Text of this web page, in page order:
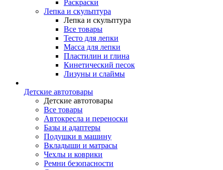
Раскраски
Лепка и скульптура
Лепка и скульптура
Все товары
Тесто для лепки
Масса для лепки
Пластилин и глина
Кинетический песок
Лизуны и слаймы
Детские автотовары
Детские автотовары
Все товары
Автокресла и переноски
Базы и адаптеры
Подушки в машину
Вкладыши и матрасы
Чехлы и коврики
Ремни безопасности